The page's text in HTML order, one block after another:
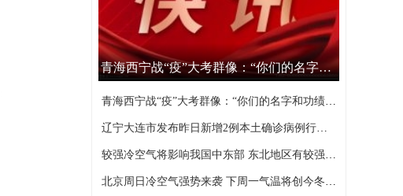
青海西宁战“疫”大考群像：“你们的名字和功绩，西宁不会忘记”
青海西宁战“疫”大考群像：“你们的名字和功绩，西宁不会忘记”
辽宁大连市发布昨日新增2例本土确诊病例行程轨迹
较强冷空气将影响我国中东部 东北地区有较强降雪
北京周日冷空气强势来袭 下周一气温将创今冬以来新低